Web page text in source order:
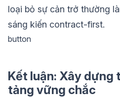
loại bỏ sự cản trở thường
sáng kiến contract-first.
button
Kết luận: Xây dựng
tảng vững chắc